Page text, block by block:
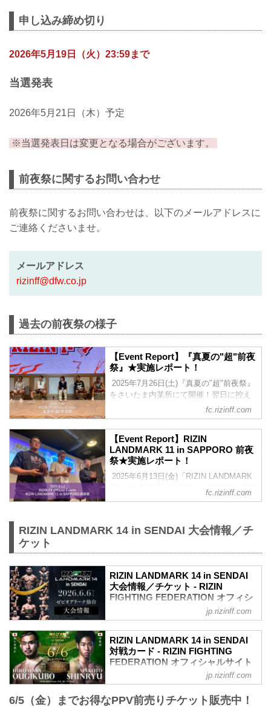
イ級王者の扇久保博正に挑む他、元谷vs.
けて前日に前夜祭イベントを開催いたし
参加ゲストには、征矢貴・大島沙緒里が
します...
申し込み締め切り
2026年5月19日（火）23:59まで
当選発表
2026年5月21日（木）予定
※当選発表日は変更となる場合がございます。
前夜祭に関するお問い合わせ
前夜祭に関するお問い合わせは、以下のメールアドレスに
ご連絡くださいませ。
メールアドレス
rizinff@dfw.co.jp
過去の前夜祭の様子
【Event Report】『真夏の"超"前夜
祭』★実施レポート！
2025年7月26日(土)『真夏の"超"前夜祭』
をさいたま内某所にて開催！翌日に控え
るビッグイベント「超RIZIN.4」を目前
に、選手とファンが直接交流できる特別
なイベントとして、大きな盛り上がりを
見せた前夜祭！当日の様子をレポートに
てお届けいたします！強者・超強者会員
様限定で「前夜祭ムービー」も公開！
▽『真夏の"超"前夜祭』の概要はこちら
の"超"前夜祭』ファンクラブ参加者大募
fc.rizinff.com
【Event Report】RIZIN
LANDMARK 11 in SAPPORO 前夜
祭★実施レポート！
2025年6月13日(金)「RIZIN LANDMARK
11 in SAPPORO 前夜祭」を札幌市内某所
にて開催！当日の様子をレポートにして
限定で「前夜祭ムービー」も公開！前夜
祭ムービーは25分越えの大ボリュームな
要はこちら▽ 2025/5/19 公開 6/13(土)開
催『RIZIN LANDMARK 11 in SAPPORO
前夜祭』ファンクラブ参加者大...
fc.rizinff.com
RIZIN LANDMARK 14 in SENDAI 大会情報／チ
ケット
RIZIN LANDMARK 14 in SENDAI
大会情報／チケット - RIZIN
FIGHTING FEDERATION オフィシ
要
開催日時
2026年6月6日（土）13:00開場（予定）／
※開場・開始時間は予定です。決定次第
RIZIN FFオフィシャルサイトにてご案内
します。
jp.rizinff.com
RIZIN LANDMARK 14 in SENDAI
対戦カード - RIZIN FIGHTING
FEDERATION オフィシャルサイト
フライ級タイトルマッチ／扇久保博正 vs.
フライ級タイトルマッチ
jp.rizinff.com
6/5（金）までお得なPPV前売りチケット販売中！